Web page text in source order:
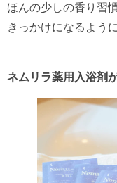
ほんの少しの香り習
きっかけになるよう
ネムリラ薬用入浴剤